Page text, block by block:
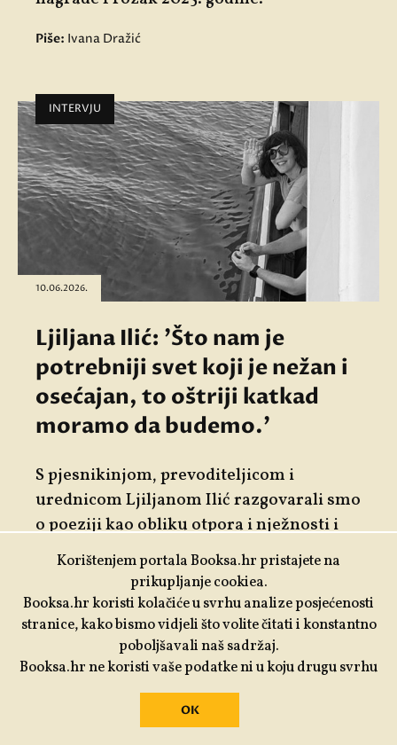
Piše: Ivana Dražić
INTERVJU
10.06.2026.
Ljiljana Ilić: 'Što nam je
potrebniji svet koji je nežan i
osećajan, to oštriji katkad
moramo da budemo.'
S pjesnikinjom, prevoditeljicom i
urednicom Ljiljanom Ilić razgovarali smo
o poeziji kao obliku otpora i nježnosti i
brojnim drugim temama.
Snježana Vračar Mihelač
INTERVJU
Korištenjem portala Booksa.hr pristajete na
prikupljanje cookiea.
Booksa.hr koristi kolačiće u svrhu analize posjećenosti
stranice, kako bismo vidjeli što volite čitati i konstantno
poboljšavali naš sadržaj.
Booksa.hr ne koristi vaše podatke ni u koju drugu svrhu
OK